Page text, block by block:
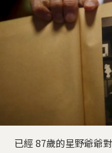
已經 87歲的星野爺爺